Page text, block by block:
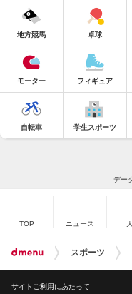
地方競馬 卓球
モーター フィギュア
自転車 学生スポーツ
デー
TOP ニュース
スポーツ
サイトご利用にあたって